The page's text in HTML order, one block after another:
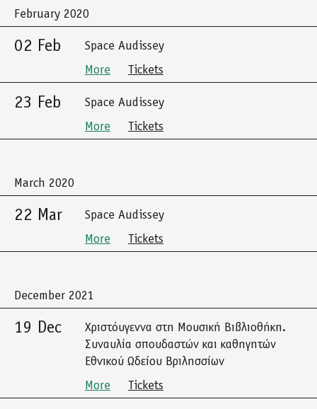
February 2020
02 Feb
Space Audissey
More
Tickets
23 Feb
Space Audissey
More
Tickets
March 2020
22 Mar
Space Audissey
More
Tickets
December 2021
19 Dec
Χριστόυγεννα στη Μουσική Βιβλιοθήκη.
Συναυλία σπουδαστών και καθηγητών
Εθνικού Ωδείου Βριλησσίων
More
Tickets